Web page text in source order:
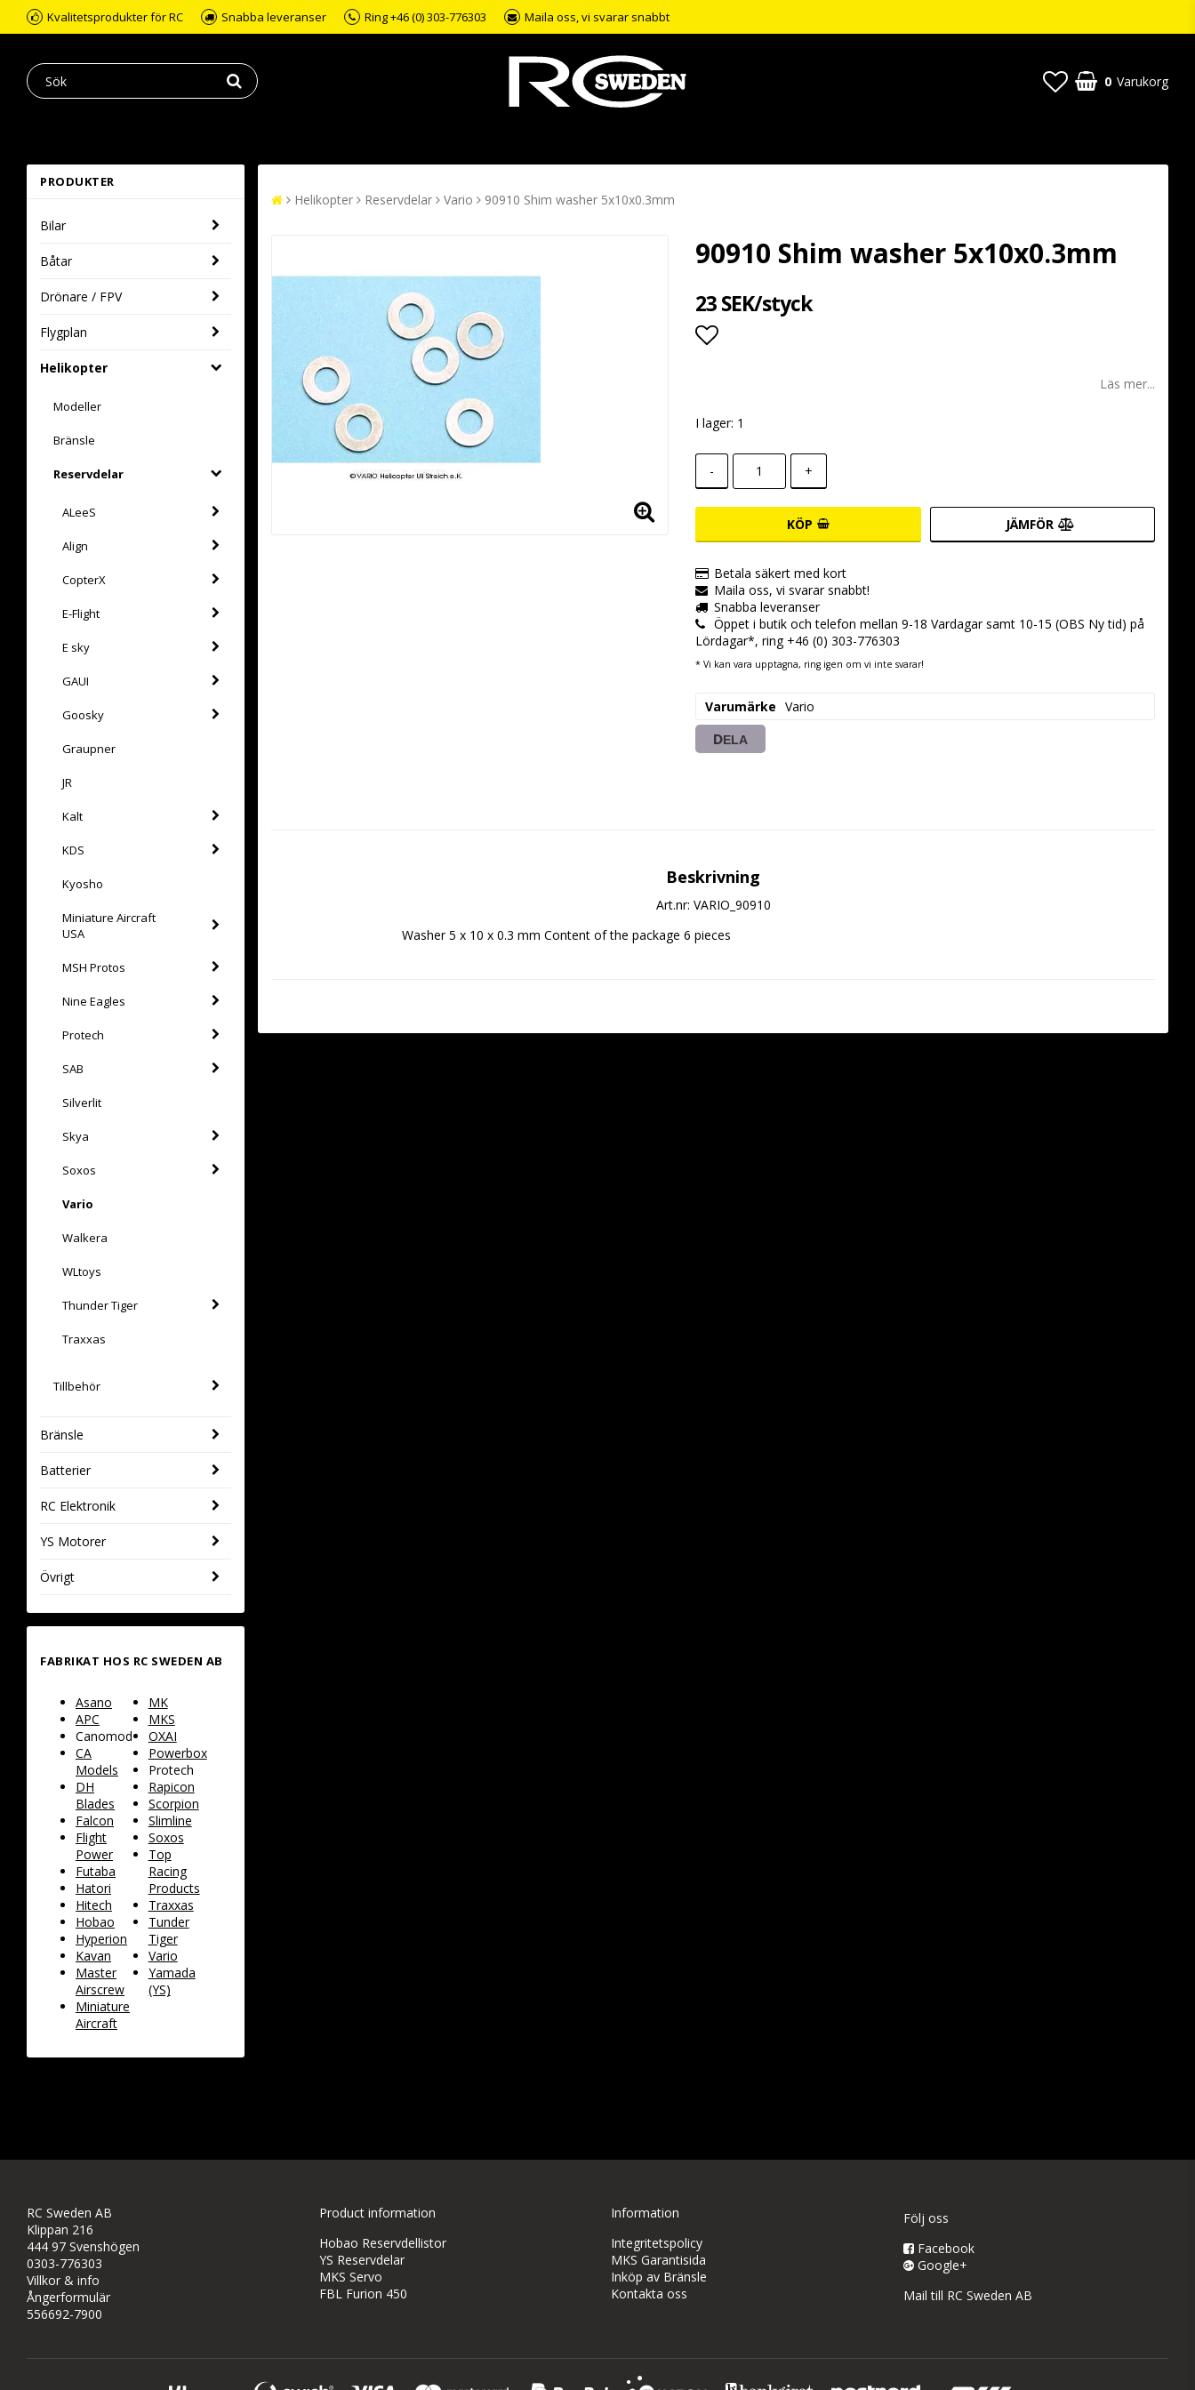
Kvalitetsprodukter för RC Snabba leveranser Ring +46 (0) 303-776303 Maila oss, vi svarar snabbt
0 Varukorg
PRODUKTER
Bilar
Båtar
Drönare / FPV
Flygplan
Helikopter
Modeller
Bränsle
Reservdelar
ALeeS
Align
CopterX
E-Flight
E sky
GAUI
Goosky
Graupner
JR
Kalt
KDS
Kyosho
Miniature Aircraft
USA
MSH Protos
Nine Eagles
Protech
SAB
Silverlit
Skya
Soxos
Vario
Walkera
WLtoys
Thunder Tiger
Traxxas
Tillbehör
Bränsle
Batterier
RC Elektronik
YS Motorer
Övrigt
FABRIKAT HOS RC SWEDEN AB
Asano
APC
Canomod
CA
Models
DH
Blades
Falcon
Flight
Power
Futaba
Hatori
Hitech
Hobao
Hyperion
Kavan
Master
Airscrew
Miniature
Aircraft
MK
MKS
OXAI
Powerbox
Protech
Rapicon
Scorpion
Slimline
Soxos
Top
Racing
Products
Traxxas
Tunder
Tiger
Vario
Yamada
(YS)
Helikopter Reservdelar Vario 90910 Shim washer 5x10x0.3mm
90910 Shim washer 5x10x0.3mm
23 SEK/styck
Läs mer...
I lager: 1
- +
KÖP JÄMFÖR
Betala säkert med kort
Maila oss, vi svarar snabbt!
Snabba leveranser
Öppet i butik och telefon mellan 9-18 Vardagar samt 10-15 (OBS Ny tid) på
Lördagar*, ring +46 (0) 303-776303
* Vi kan vara upptagna, ring igen om vi inte svarar!
Varumärke Vario
DELA
Beskrivning
Art.nr: VARIO_90910
Washer 5 x 10 x 0.3 mm Content of the package 6 pieces
RC Sweden AB
Klippan 216
444 97 Svenshögen
0303-776303
Villkor & info
Ångerformulär
556692-7900
Product information
Hobao Reservdellistor
YS Reservdelar
MKS Servo
FBL Furion 450
Information
Integritetspolicy
MKS Garantisida
Inköp av Bränsle
Kontakta oss
Följ oss
Facebook
Google+
Mail till RC Sweden AB